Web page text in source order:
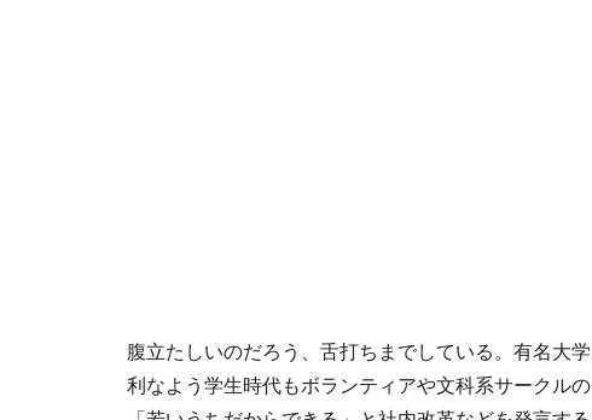
腹立たしいのだろう、舌打ちまでしている。有名大
利なよう学生時代もボランティアや文科系サークル